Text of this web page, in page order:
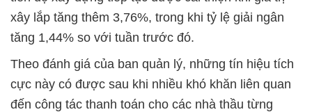
xây lắp tăng thêm 3,76%, trong khi tỷ lệ giải ngân
tăng 1,44% so với tuần trước đó.
Theo đánh giá của ban quản lý, những tín hiệu tích
cực này có được sau khi nhiều khó khăn liên quan
đến công tác thanh toán cho các nhà thầu từng